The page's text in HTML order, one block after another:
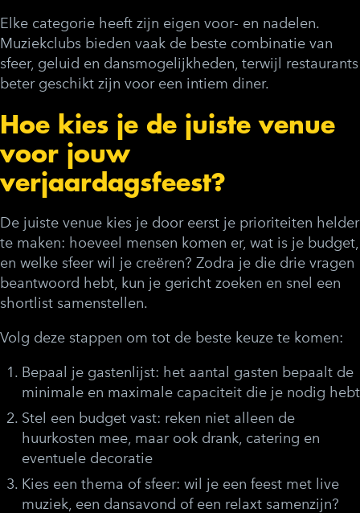
Elke categorie heeft zijn eigen voor- en nadelen.
Muziekclubs bieden vaak de beste combinatie van
sfeer, geluid en dansmogelijkheden, terwijl restaurants
beter geschikt zijn voor een intiem diner.
Hoe kies je de juiste venue
voor jouw
verjaardagsfeest?
De juiste venue kies je door eerst je prioriteiten helder
te maken: hoeveel mensen komen er, wat is je budget,
en welke sfeer wil je creëren? Zodra je die drie vragen
beantwoord hebt, kun je gericht zoeken en snel een
shortlist samenstellen.
Volg deze stappen om tot de beste keuze te komen:
Bepaal je gastenlijst: het aantal gasten bepaalt de
minimale en maximale capaciteit die je nodig hebt
Stel een budget vast: reken niet alleen de
huurkosten mee, maar ook drank, catering en
eventuele decoratie
Kies een thema of sfeer: wil je een feest met live
muziek, een dansavond of een relaxt samenzijn?